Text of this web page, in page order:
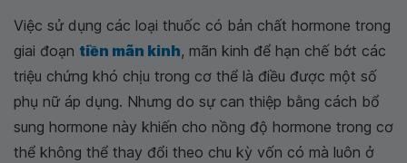
Việc sử dụng các loại thuốc có bản chất hormone trong
giai đoạn tiền mãn kinh, mãn kinh để hạn chế bớt các
triệu chứng khó chịu trong cơ thể là điều được một số
phụ nữ áp dụng. Nhưng do sự can thiệp bằng cách bổ
sung hormone này khiến cho nồng độ hormone trong cơ
thể không thể thay đổi theo chu kỳ vốn có mà luôn ở